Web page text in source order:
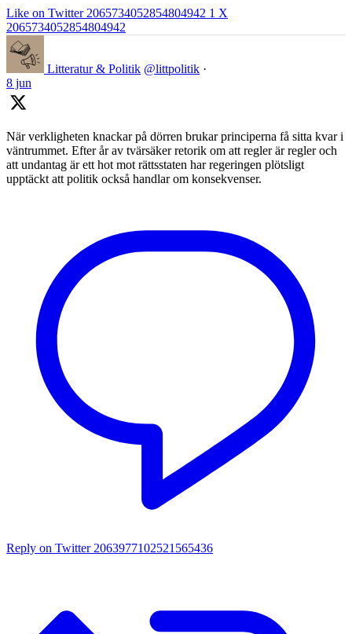
Like on Twitter 2065734052854804942 1 X
2065734052854804942
Litteratur & Politik @littpolitik ·
8 jun
När verkligheten knackar på dörren brukar principerna få sitta kvar i
väntrummet. Efter år av tvärsäker retorik om att regler är regler och
att undantag är ett hot mot rättsstaten har regeringen plötsligt
upptäckt att politik också handlar om konsekvenser.
Reply on Twitter 2063977102521565436